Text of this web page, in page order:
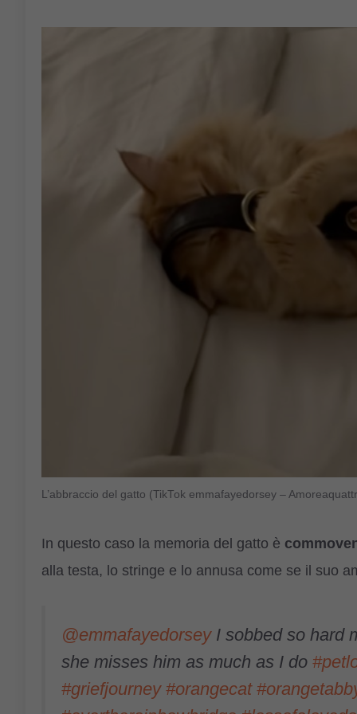
L’abbraccio del gatto (TikTok emmafayedorsey –
In questo caso la memoria del gatto è
alla testa, lo stringe e lo annusa come se il suo
@emmafayedorseyI sobbed so hard
she misses him as much as I do
#griefjourney #orangecat